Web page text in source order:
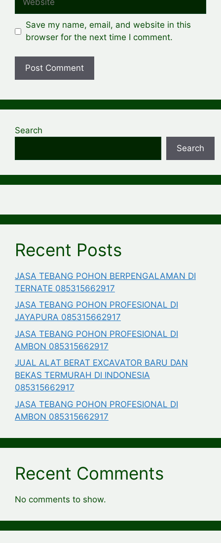
Save my name, email, and website in this
browser for the next time I comment.
Search
Search
Recent Posts
JASA TEBANG POHON BERPENGALAMAN DI
TERNATE 085315662917
JASA TEBANG POHON PROFESIONAL DI
JAYAPURA 085315662917
JASA TEBANG POHON PROFESIONAL DI
AMBON 085315662917
JUAL ALAT BERAT EXCAVATOR BARU DAN
BEKAS TERMURAH DI INDONESIA
085315662917
JASA TEBANG POHON PROFESIONAL DI
AMBON 085315662917
Recent Comments
No comments to show.